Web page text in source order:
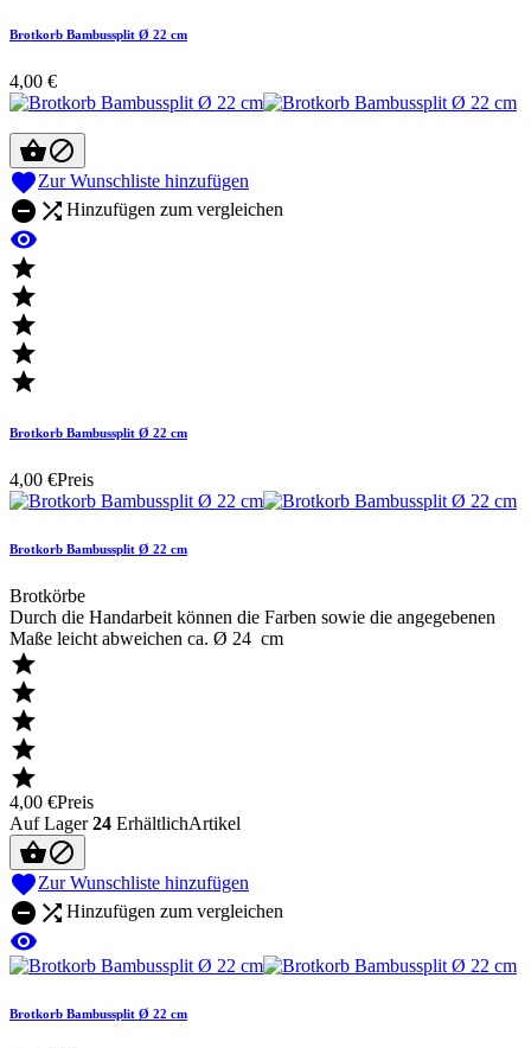
Brotkorb Bambussplit Ø 22 cm
4,00 €

Zur Wunschliste hinzufügen
  Hinzufügen zum vergleichen






Brotkorb Bambussplit Ø 22 cm
4,00 €Preis
Brotkorb Bambussplit Ø 22 cm
Brotkörbe
Durch die Handarbeit können die Farben sowie die angegebenen
Maße leicht abweichen ca. Ø 24 cm





4,00 €Preis
Auf Lager24 ErhältlichArtikel

Zur Wunschliste hinzufügen
  Hinzufügen zum vergleichen

Brotkorb Bambussplit Ø 22 cm